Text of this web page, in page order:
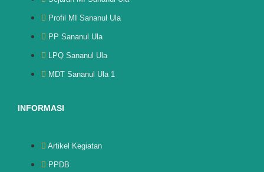
Profil MI Sananul Ula
PP Sananul Ula
LPQ Sananul Ula
MDT Sananul Ula 1
INFORMASI
Artikel Kegiatan
PPDB